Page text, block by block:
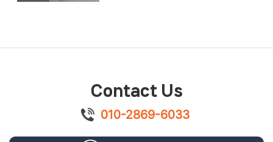
Contact Us
010-2869-6033